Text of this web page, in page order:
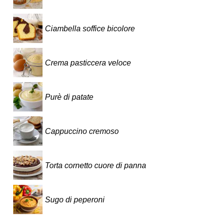
Ciambella soffice bicolore
Crema pasticcera veloce
Purè di patate
Cappuccino cremoso
Torta cornetto cuore di panna
Sugo di peperoni